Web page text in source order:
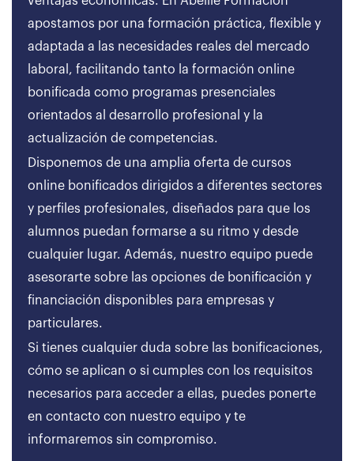
apostamos por una formación práctica, flexible y
adaptada a las necesidades reales del mercado
laboral, facilitando tanto la formación online
bonificada como programas presenciales
orientados al desarrollo profesional y la
actualización de competencias.
Disponemos de una amplia oferta de cursos
online bonificados dirigidos a diferentes sectores
y perfiles profesionales, diseñados para que los
alumnos puedan formarse a su ritmo y desde
cualquier lugar. Además, nuestro equipo puede
asesorarte sobre las opciones de bonificación y
financiación disponibles para empresas y
particulares.
Si tienes cualquier duda sobre las bonificaciones,
cómo se aplican o si cumples con los requisitos
necesarios para acceder a ellas, puedes ponerte
en contacto con nuestro equipo y te
informaremos sin compromiso.